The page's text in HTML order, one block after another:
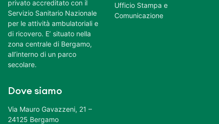
privato accreditato con il
Servizio Sanitario Nazionale
per le attività ambulatoriali e
di ricovero. E’ situato nella
zona centrale di Bergamo,
all’interno di un parco
secolare.
Dove siamo
Via Mauro Gavazzeni, 21 –
24125 Bergamo
Ufficio Stampa e
Comunicazione